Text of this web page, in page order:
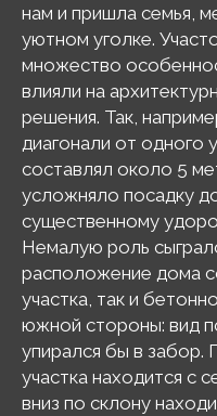
нам и пришла семья,
уютном уголке.
множество
влияли на
решения. Так,
диагонали от одного
составлял около 5
усложняло посадку
существенному
Немалую роль
расположение дома
участка, так и
южной стороны: вид
упирался бы в забор.
участка находится с
вниз по склону